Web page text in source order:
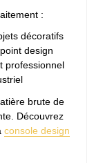
:
décoratifs
design
professionnel
brute de
Découvrez
console design